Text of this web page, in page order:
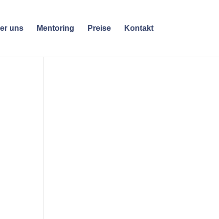
uns Mentoring Preise Kontakt